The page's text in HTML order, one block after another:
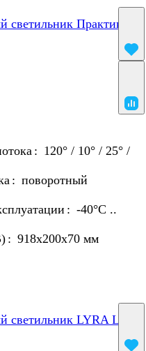
Практик
: 120° / 10° / 25° /
: поворотный
: -40°С ..
: 918х200х70 мм
LYRA LED